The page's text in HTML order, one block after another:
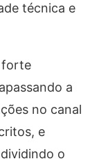
técnica e
forte
a
no canal
e
o